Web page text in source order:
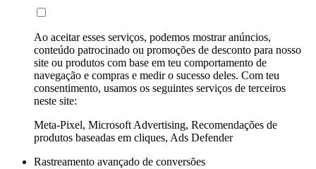
Ao aceitar esses serviços, podemos mostrar anúncios,
conteúdo patrocinado ou promoções de desconto para nosso
site ou produtos com base em teu comportamento de
navegação e compras e medir o sucesso deles. Com teu
consentimento, usamos os seguintes serviços de terceiros
neste site:
Meta-Pixel, Microsoft Advertising, Recomendações de
produtos baseadas em cliques, Ads Defender
Rastreamento avançado de conversões